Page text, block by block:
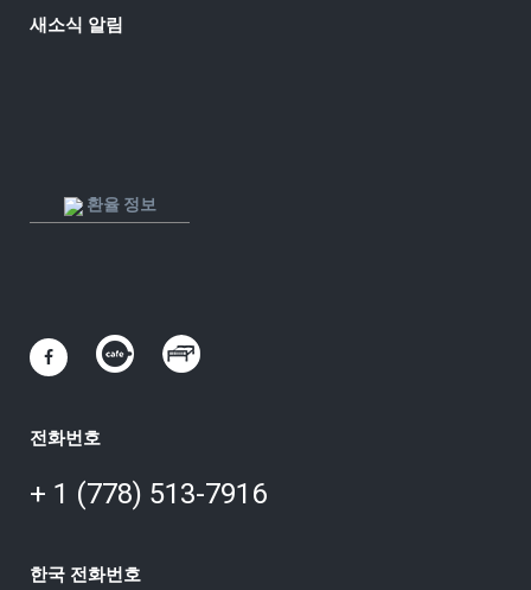
새소식 알림
환율 정보
전화번호
+ 1 (778) 513-7916
한국 전화번호